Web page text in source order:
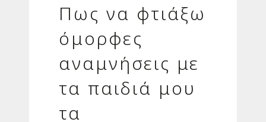
Πως να φτιάξω
όμορφες
αναμνήσεις με
τα παιδιά μου
τα